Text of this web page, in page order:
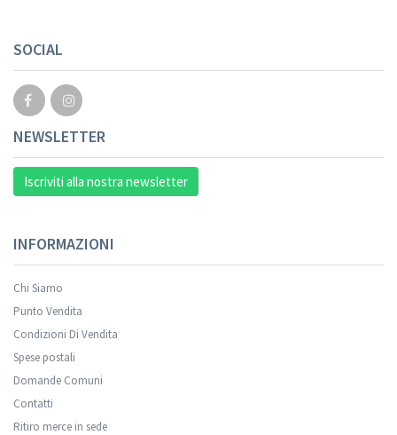
SOCIAL
NEWSLETTER
Iscriviti alla nostra newsletter
INFORMAZIONI
Chi Siamo
Punto Vendita
Condizioni Di Vendita
Spese postali
Domande Comuni
Contatti
Ritiro merce in sede